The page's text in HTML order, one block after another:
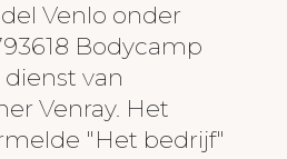
Venlo onder
Bodycamp
dienst van
Venray. Het
"Het bedrijf"